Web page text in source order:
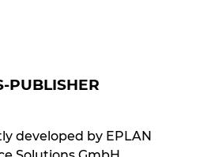
PUBLISHER
developed by EPLAN